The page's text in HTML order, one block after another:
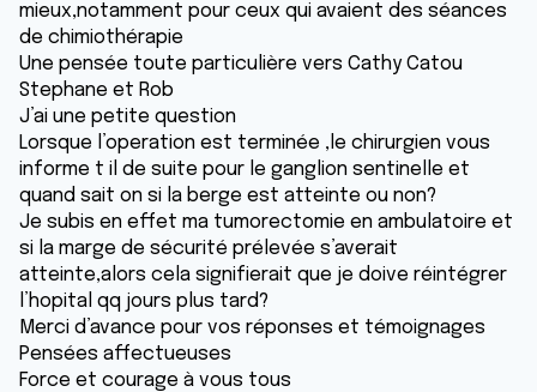
mieux,notamment pour ceux qui avaient des séances
de chimiothérapie
Une pensée toute particulière vers Cathy Catou
Stephane et Rob
J’ai une petite question
Lorsque l’operation est terminée ,le chirurgien vous
informe t il de suite pour le ganglion sentinelle et
quand sait on si la berge est atteinte ou non?
Je subis en effet ma tumorectomie en ambulatoire et
si la marge de sécurité prélevée s’averait
atteinte,alors cela signifierait que je doive réintégrer
l’hopital qq jours plus tard?
Merci d’avance pour vos réponses et témoignages
Pensées affectueuses
Force et courage à vous tous